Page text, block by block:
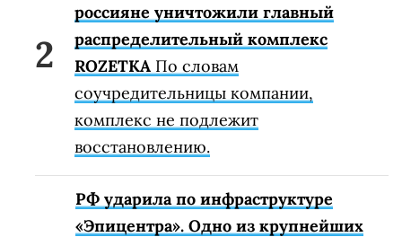
россияне уничтожили главный
распределительный комплекс
ROZETKA По словам
соучредительницы компании,
комплекс не подлежит
восстановлению.
РФ ударила по инфраструктуре
«Эпицентра». Одно из крупнейших